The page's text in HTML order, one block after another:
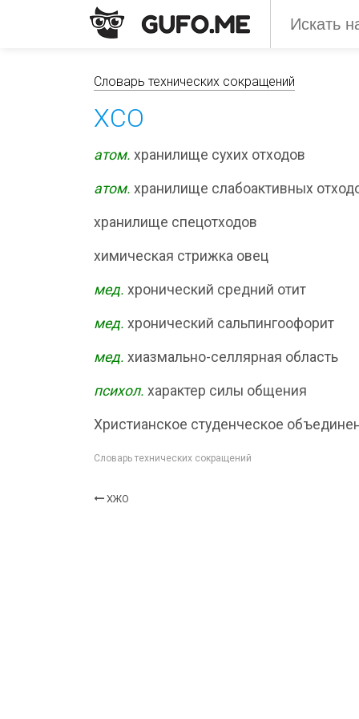
Словарь технических сокращений
ХСО
атом. хранилище сухих отходов
атом. хранилище слабоактивных
хранилище спецотходов
химическая стрижка овец
мед. хронический средний отит
мед. хронический сальпингоофорит
мед. хиазмально-селлярная область
психол. характер силы общения
Христианское студенческое
Словарь технических сокращений
ХЖО